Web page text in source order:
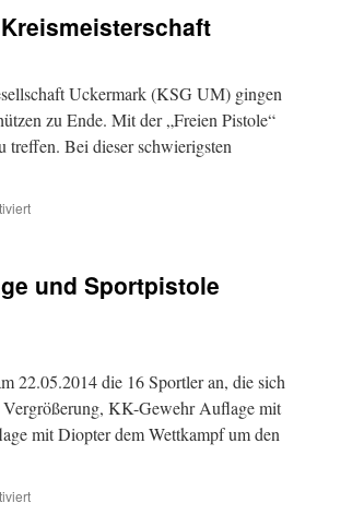
Uckermark (KSG UM) gingen
zu Ende. Mit der „Freien Pistole“
treffen. Bei dieser schwierigsten
für
Kreismeisterschaft
und Sportpistole
22.05.2014 die 16 Sportler an, die sich
KK-Gewehr Auflage mit
mit Diopter dem Wettkampf um den
für